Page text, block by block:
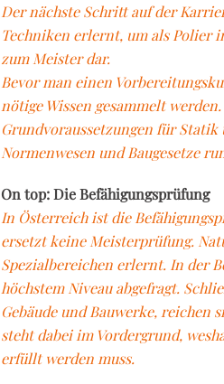
Der nächste Schritt auf der
Techniken erlernt, um als Polier
zum Meister dar.
Bevor man einen
nötige Wissen gesammelt
Grundvoraussetzungen für
Normenwesen und Baugesetze
On top: Die Befähigungsprüfung
In Österreich ist die
ersetzt keine Meisterprüfung.
Spezialbereichen erlernt. In der
höchstem Niveau abgefragt.
Gebäude und Bauwerke, reichen
steht dabei im Vordergrund,
erfüllt werden muss.